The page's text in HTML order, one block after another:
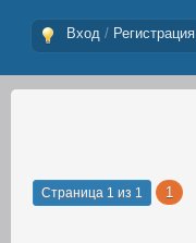
Вход / Регистрация
Страница 1 из 1 1